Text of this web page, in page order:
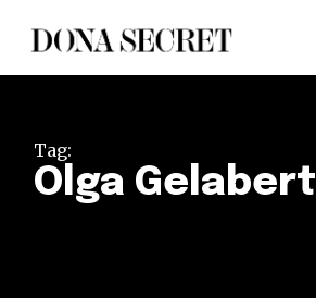
Tag:
Olga Gelabert